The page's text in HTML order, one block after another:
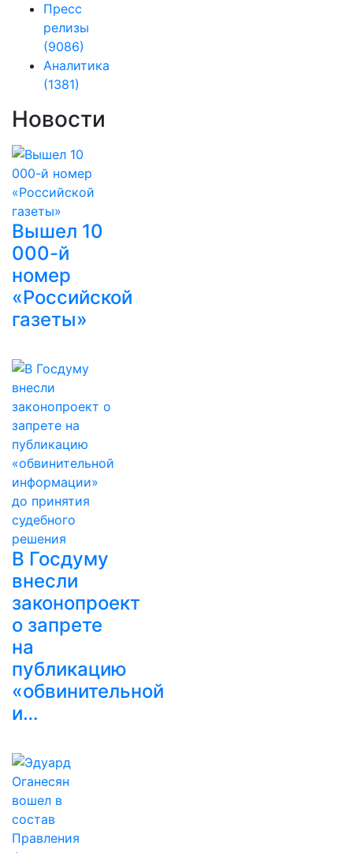
Пресс
релизы
(9086)
Аналитика
(1381)
Новости
Вышел 10
000-й
номер
«Российской
газеты»
В Госдуму
внесли
законопроект
о запрете
на
публикацию
«обвинительной
и…